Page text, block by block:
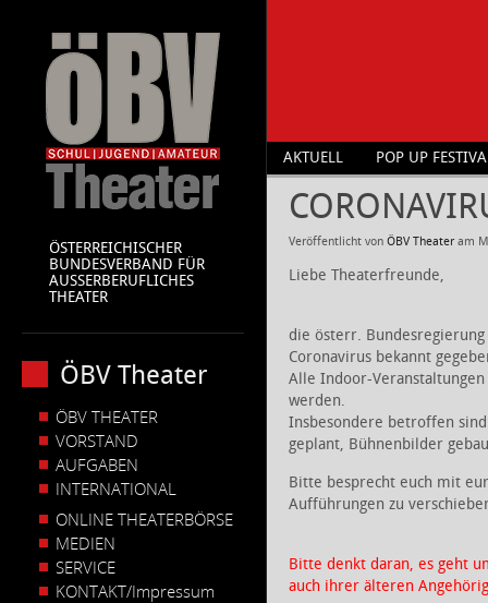
ÖSTERREICHISCHER
BUNDESVERBAND FÜR
AUSSERBERUFLICHES
THEATER
ÖBV Theater
ÖBV THEATER
VORSTAND
AUFGABEN
INTERNATIONAL
ONLINE THEATERBÖRSE
MEDIEN
SERVICE
KONTAKT/Impressum
AKTUELL POP UP
Veröffentlicht von ÖBV Theater am
Liebe Theaterfreunde,
die österr.
Coronavirus bekannt
Alle Indoor-
werden.
Insbesondere betroffen
geplant, Bühnenbilder
Bitte besprecht euch mit
Aufführungen zu
Bitte denkt daran, es geht
auch ihrer älteren